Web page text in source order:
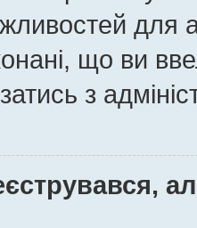
для
що ви
з